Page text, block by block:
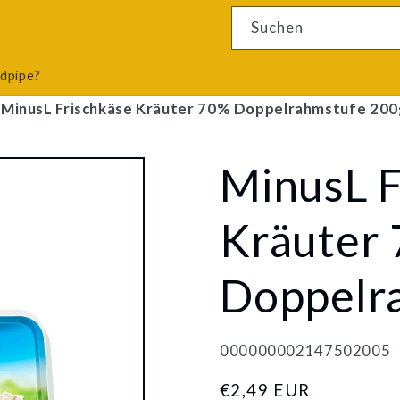
Suchen
4 Ergebnisse
MinusL Frischkäse Kräuter 70% Doppelrahmstufe
MinusL
Kräuter
000000002147502005
Normaler
€2,49 EUR